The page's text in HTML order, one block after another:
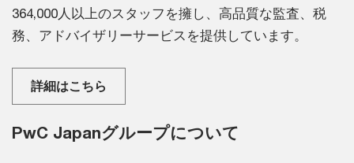
364,000人以上のスタッフを擁し、高品質な監査、税
務、アドバイザリーサービスを提供しています。
詳細はこちら
PwC Japanグループについて